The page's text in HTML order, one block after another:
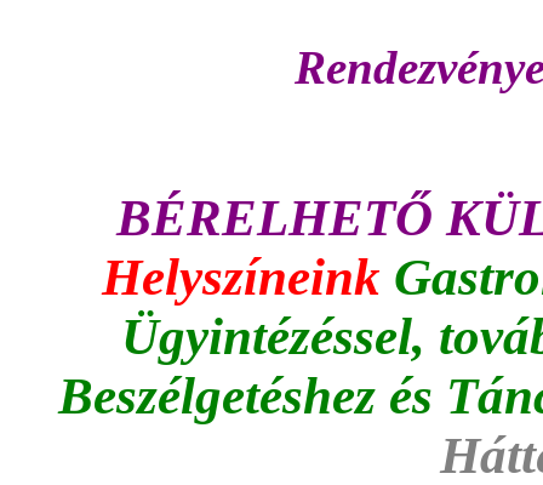
BÉRELHETŐ
Helyszíneink
Ügyintézéssel,
Beszélgetéshez és
H